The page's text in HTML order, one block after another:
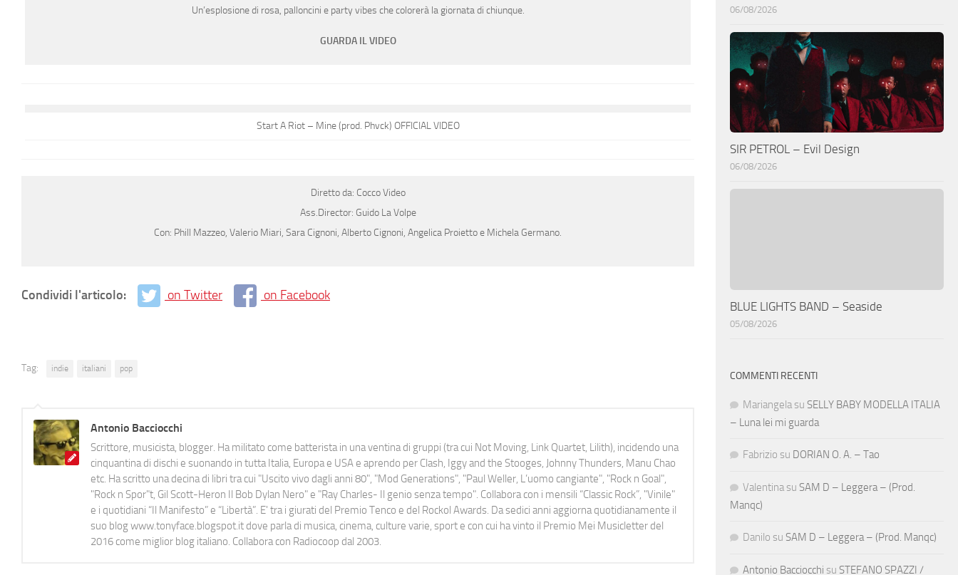
Un’esplosione di rosa, palloncini e party vibes che colorerà la giornata di chiunque.
GUARDA IL VIDEO
Start A Riot – Mine (prod. Phvck) OFFICIAL VIDEO
Diretto da: Cocco Video
Ass.Director: Guido La Volpe
Con: Phill Mazzeo, Valerio Miari, Sara Cignoni, Alberto Cignoni, Angelica Proietto e Michela Germano.
Condividi l'articolo: on Twitter on Facebook
Tag: indie italiani pop
Antonio Bacciocchi
Scrittore, musicista, blogger. Ha militato come batterista in una ventina di gruppi (tra cui Not Moving, Link Quartet, Lilith), incidendo una
cinquantina di dischi e suonando in tutta Italia, Europa e USA e aprendo per Clash, Iggy and the Stooges, Johnny Thunders, Manu Chao
etc. Ha scritto una decina di libri tra cui "Uscito vivo dagli anni 80", "Mod Generations", "Paul Weller, L’uomo cangiante", "Rock n Goal",
"Rock n Spor"t, Gil Scott-Heron Il Bob Dylan Nero" e "Ray Charles- Il genio senza tempo". Collabora con i mensili “Classic Rock”, "Vinile"
e i quotidiani “Il Manifesto” e “Libertà”. E' tra i giurati del Premio Tenco e del Rockol Awards. Da sedici anni aggiorna quotidianamente il
suo blog www.tonyface.blogspot.it dove parla di musica, cinema, culture varie, sport e con cui ha vinto il Premio Mei Musicletter del
2016 come miglior blog italiano. Collabora con Radiocoop dal 2003.
06/08/2026
SIR PETROL – Evil Design
06/08/2026
BLUE LIGHTS BAND – Seaside
05/08/2026
COMMENTI RECENTI
Mariangela su SELLY BABY MODELLA ITALIA
– Luna lei mi guarda
Fabrizio su DORIAN O. A. – Tao
Valentina su SAM D – Leggera – (Prod.
Manqc)
Danilo su SAM D – Leggera – (Prod. Manqc)
Antonio Bacciocchi su STEFANO SPAZZI /